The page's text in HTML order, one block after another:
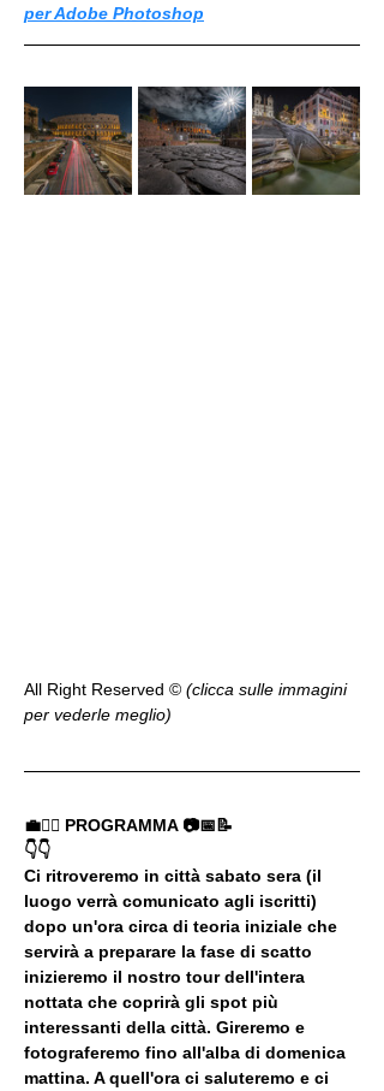
per Adobe Photoshop
All Right Reserved ©️ (clicca sulle immagini
per vederle meglio)
💼🚶‍♂️ PROGRAMMA 📷📅📝
👇👇
Ci ritroveremo in città sabato sera (il
luogo verrà comunicato agli iscritti)
dopo un'ora circa di teoria iniziale che
servirà a preparare la fase di scatto
inizieremo il nostro tour dell'intera
nottata che coprirà gli spot più
interessanti della città. Gireremo e
fotograferemo fino all'alba di domenica
mattina. A quell'ora ci saluteremo e ci